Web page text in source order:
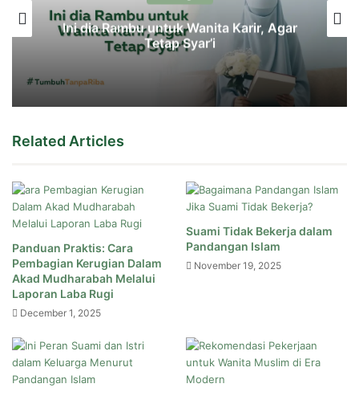
Ini dia Rambu untuk Wanita Karir, Agar
Tetap Syar’i
Related Articles
Panduan Praktis: Cara
Pembagian Kerugian Dalam
Akad Mudharabah Melalui
Laporan Laba Rugi
December 1, 2025
Suami Tidak Bekerja dalam
Pandangan Islam
November 19, 2025